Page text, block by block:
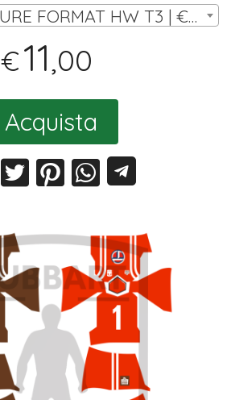
SET 14 MINIATURE FORMAT HW T3 | € 11,00
€11,00
Acquista